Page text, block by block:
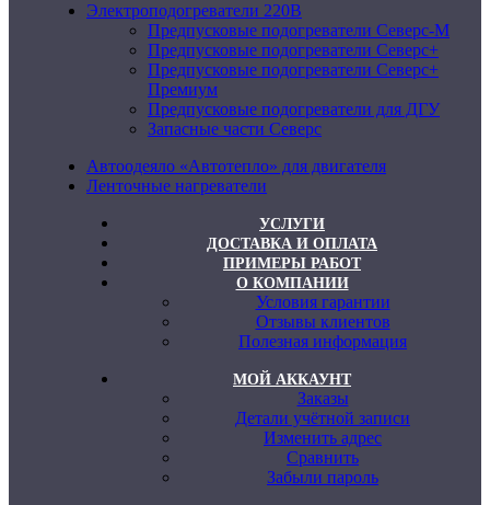
Электроподогреватели 220В
Предпусковые подогреватели Северс-М
Предпусковые подогреватели Северс+
Предпусковые подогреватели Северс+
Премиум
Предпусковые подогреватели для ДГУ
Запасные части Северс
Автоодеяло «Автотепло» для двигателя
Ленточные нагреватели
УСЛУГИ
ДОСТАВКА И ОПЛАТА
ПРИМЕРЫ РАБОТ
О КОМПАНИИ
Условия гарантии
Отзывы клиентов
Полезная информация
МОЙ АККАУНТ
Заказы
Детали учётной записи
Изменить адрес
Сравнить
Забыли пароль